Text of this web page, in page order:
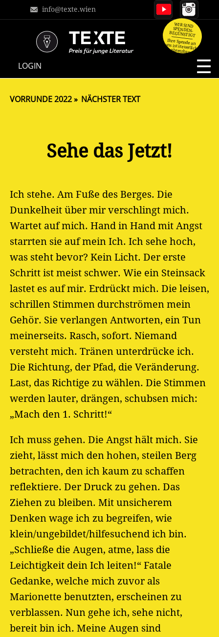
info@texte.wien
LOGIN
WIR SIND
SPENDEN-
BEGÜNSTIGT
Ihre Spende an
uns ist steuerlich
absetzbar.
Sehe das Jetzt!
Ich stehe. Am Fuße des Berges. Die
Dunkelheit über mir verschlingt mich.
Wartet auf mich. Hand in Hand mit Angst
starrten sie auf mein Ich. Ich sehe hoch,
was steht bevor? Kein Licht. Der erste
Schritt ist meist schwer. Wie ein Steinsack
lastet es auf mir. Erdrückt mich. Die leisen,
schrillen Stimmen durchströmen mein
Gehör. Sie verlangen Antworten, ein Tun
meinerseits. Rasch, sofort. Niemand
versteht mich. Tränen unterdrücke ich.
Die Richtung, der Pfad, die Veränderung.
Last, das Richtige zu wählen. Die Stimmen
werden lauter, drängen, schubsen mich:
„Mach den 1. Schritt!“
Ich muss gehen. Die Angst hält mich. Sie
zieht, lässt mich den hohen, steilen Berg
betrachten, den ich kaum zu schaffen
reflektiere. Der Druck zu gehen. Das
Ziehen zu bleiben. Mit unsicherem
Denken wage ich zu begreifen, wie
klein/ungebildet/hilfesuchend ich bin.
„Schließe die Augen, atme, lass die
Leichtigkeit dein Ich leiten!“ Fatale
Gedanke, welche mich zuvor als
Marionette benutzten, erscheinen zu
verblassen. Nun gehe ich, sehe nicht,
bereit bin ich. Meine Augen sind
VORRUNDE 2022 NÄCHSTER TEXT